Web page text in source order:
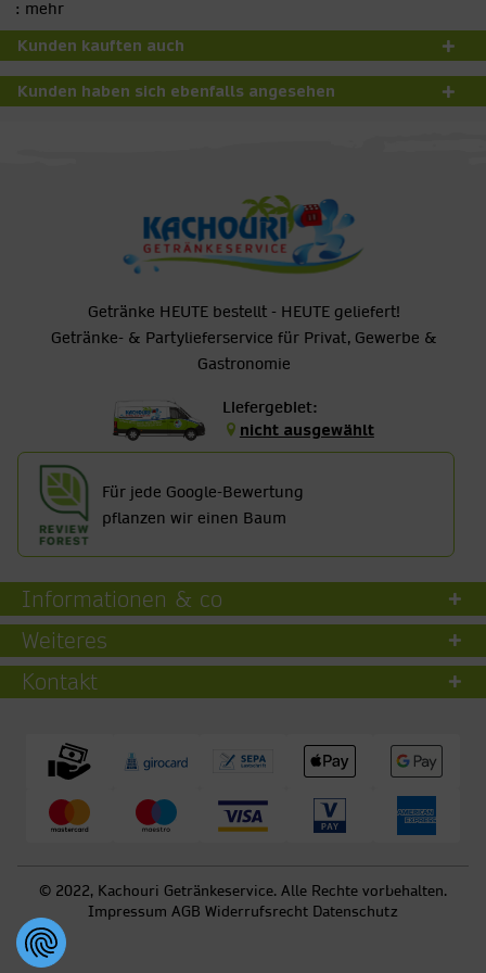
: mehr
Kunden kauften auch
Kunden haben sich ebenfalls angesehen
Getränke HEUTE bestellt - HEUTE geliefert!
Getränke- & Partylieferservice für Privat, Gewerbe &
Gastronomie
Liefergebiet:
nicht ausgewählt
Für jede Google-Bewertung
pflanzen wir einen Baum
Informationen & co
Weiteres
Kontakt
© 2022, Kachouri Getränkeservice. Alle Rechte vorbehalten.
Impressum AGB Widerrufsrecht Datenschutz